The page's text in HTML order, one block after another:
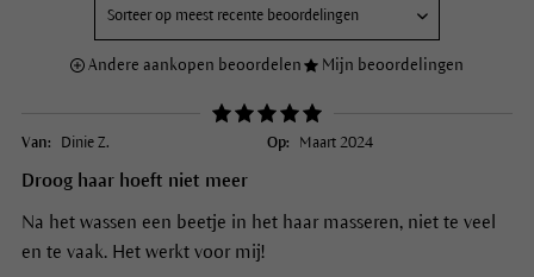
Andere aankopen beoordelen Mijn beoordelingen
Van: Dinie Z. Op: Maart 2024
Droog haar hoeft niet meer
Na het wassen een beetje in het haar masseren, niet te veel
en te vaak. Het werkt voor mij!